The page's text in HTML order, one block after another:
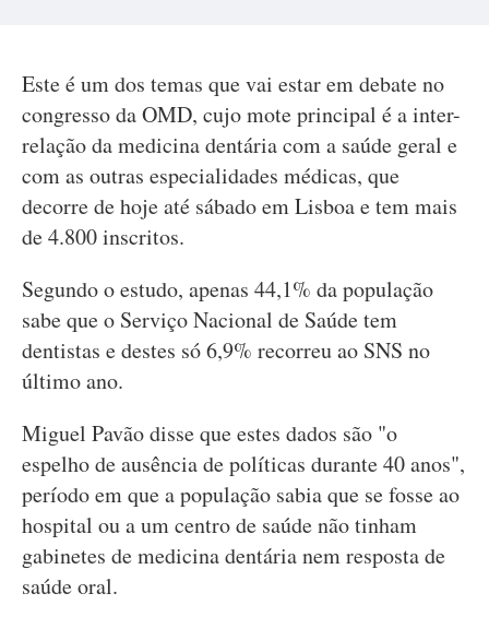
Este é um dos temas que vai estar em debate no
congresso da OMD, cujo mote principal é a inter-
relação da medicina dentária com a saúde geral e
com as outras especialidades médicas, que
decorre de hoje até sábado em Lisboa e tem mais
de 4.800 inscritos.
Segundo o estudo, apenas 44,1% da população
sabe que o Serviço Nacional de Saúde tem
dentistas e destes só 6,9% recorreu ao SNS no
último ano.
Miguel Pavão disse que estes dados são "o
espelho de ausência de políticas durante 40 anos",
período em que a população sabia que se fosse ao
hospital ou a um centro de saúde não tinham
gabinetes de medicina dentária nem resposta de
saúde oral.